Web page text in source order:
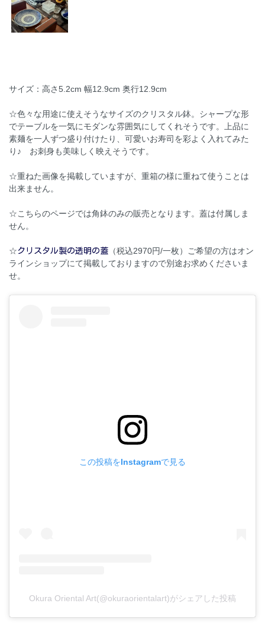
サイズ：高さ5.2cm 幅12.9cm 奥行12.9cm
☆色々な用途に使えそうなサイズのクリスタル鉢。シャープな形
でテーブルを一気にモダンな雰囲気にしてくれそうです。上品に
素麺を一人ずつ盛り付けたり、可愛いお寿司を彩よく入れてみた
り♪ お刺身も美味しく映えそうです。
☆重ねた画像を掲載していますが、重箱の様に重ねて使うことは
出来ません。
☆こちらのページでは角鉢のみの販売となります。蓋は付属しま
せん。
☆ クリスタル製の透明の蓋 （税込2970円/一枚）ご希望の方はオン
ラインショップにて掲載しておりますので別途お求めくださいま
せ。
この投稿をInstagramで見る
Okura Oriental Art(@okuraorientalart)がシェアした投稿